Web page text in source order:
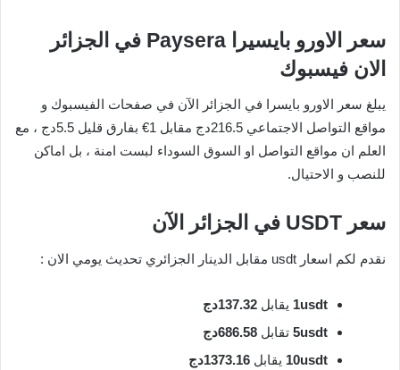
سعر الاورو بايسيرا Paysera في الجزائر
الان فيسبوك
يبلغ سعر الاورو بايسرا في الجزائر الآن في صفحات الفيسبوك و
مواقع التواصل الاجتماعي 216.5دج مقابل 1€ بفارق قليل 5.5دج ، مع
العلم ان مواقع التواصل او السوق السوداء لبست امنة ، بل اماكن
للنصب و الاحتيال.
سعر USDT في الجزائر الآن
نقدم لكم اسعار usdt مقابل الدينار الجزائري تحديث يومي الان :
1usdt يقابل 137.32دج
5usdt تقابل 686.58دج
10usdt يقابل 1373.16دج